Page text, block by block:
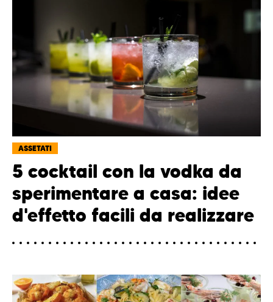
ASSETATI
5 cocktail con la vodka da
sperimentare a casa: idee
d'effetto facili da realizzare